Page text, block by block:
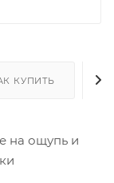
КУПИТЬ
на ощупь и